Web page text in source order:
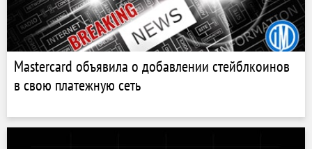
Mastercard объявила о добавлении стейблкоинов
в свою платежную сеть